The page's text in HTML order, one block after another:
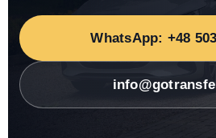
WhatsApp: +48